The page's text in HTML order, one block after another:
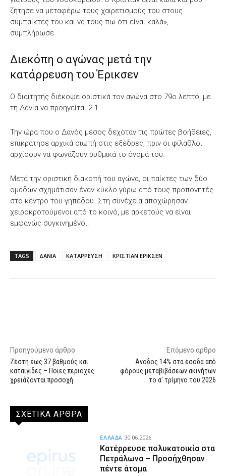
ζήτησε να μεταφέρω τους χαιρετισμούς του στους
συμπαίκτες του και να τους πω ότι είναι καλά»,
συμπλήρωσε.
Διεκόπη ο αγώνας μετά την
κατάρρευση του Έρικσεν
Ο διαιτητής διέκοψε οριστικά τον αγώνα στο 79ο λεπτό, με
τη Δανία να προηγείται 2-1.
Την ώρα που ο Δανός μέσος δεχόταν τις πρώτες βοήθειες,
επικράτησε αρχικά σιωπή στις εξέδρες, πριν οι φίλαθλοι
αρχίσουν να φωνάζουν ρυθμικά το όνομά του.
Μετά την οριστική διακοπή του αγώνα, οι παίκτες των δύο
ομάδων σχημάτισαν έναν κύκλο γύρω από τους προπονητές
στο κέντρο του γηπέδου. Στη συνέχεια αποχώρησαν
χειροκροτούμενοι από το κοινό, με αρκετούς να είναι
εμφανώς συγκινημένοι.
TAGS ΔΑΝΙΑ ΚΑΤΑΡΡΕΥΣΗ ΚΡΙΣΤΙΑΝ ΕΡΙΚΣΕΝ
Προηγούμενο άρθρο
Ζέστη έως 37 βαθμούς και
καταιγίδες – Ποιες περιοχές
χρειάζονται προσοχή
Επόμενο άρθρο
Άνοδος 14% στα έσοδα από
φόρους μεταβιβάσεων ακινήτων
το α’ τρίμηνο του 2026
ΣΧΕΤΙΚΑ ΑΡΘΡΑ
Κατέρρευσε πολυκατοικία στα
Πετράλωνα – Προσήχθησαν
πέντε άτομα
ΕΛΛΑΔΑ 30.06.2026